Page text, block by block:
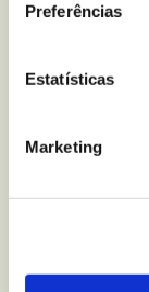
Preferências
Estatísticas
Marketing
DESPORTO